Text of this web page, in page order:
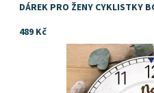
DÁREK PRO ŽENY CYKLISTKY
489 Kč
Dostupnost:
Skladem
DejDar